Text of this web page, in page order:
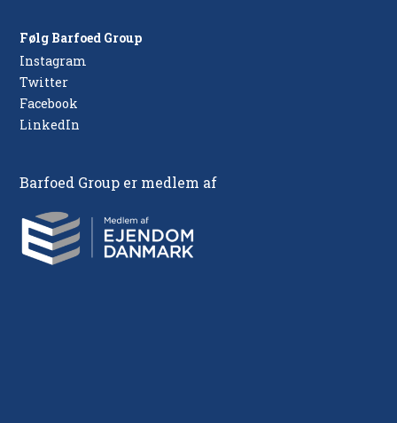
Følg Barfoed Group
Instagram
Twitter
Facebook
LinkedIn
Barfoed Group er medlem af